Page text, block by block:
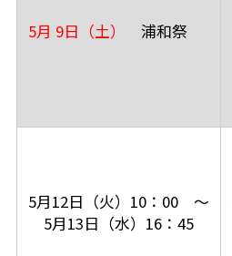
5月 9日（土） 浦和祭
5月12日（火）10：00 ～
5月13日（水）16：45